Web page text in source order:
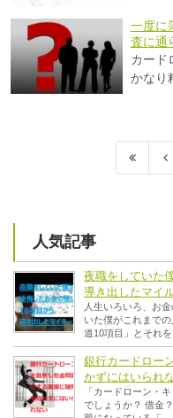
一度に
査に通
カード
かなり
人気記事
夜職をしていた
導き出したマイ
人生いろいろ、お
いた僕がこれまで
道10項目」とそれを
銀行カードロー
かずにはいられ
「カードローン・
でしょうか？ 借金